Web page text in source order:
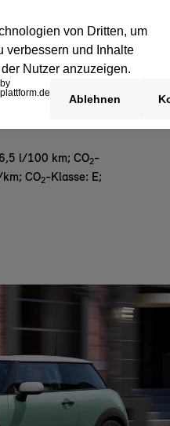
l/100 km; CO2-
km; CO2-Klasse: E;